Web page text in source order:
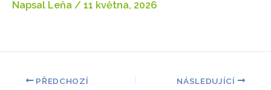
Napsal Leňa / 11 května, 2026
PŘEDCHOZÍ NÁSLEDUJÍCÍ